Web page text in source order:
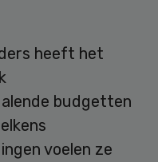
heeft het
budgetten
voelen ze